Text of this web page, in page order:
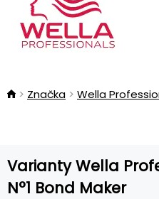
Značka Wella
Varianty Wella
N°1 Bond Maker